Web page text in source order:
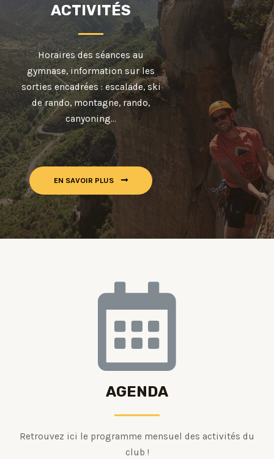
ACTIVITÉS
Horaires des séances au
gymnase, information sur les
sorties encadrées : escalade, ski
de rando, montagne, rando,
canyoning…
EN SAVOIR PLUS
AGENDA
Retrouvez ici le programme mensuel des activités du
club !